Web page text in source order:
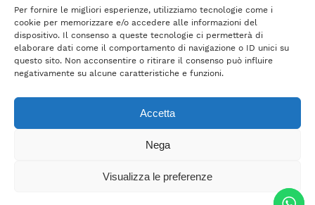
Per fornire le migliori esperienze, utilizziamo tecnologie come i
cookie per memorizzare e/o accedere alle informazioni del
dispositivo. Il consenso a queste tecnologie ci permetterà di
elaborare dati come il comportamento di navigazione o ID unici su
questo sito. Non acconsentire o ritirare il consenso può influire
negativamente su alcune caratteristiche e funzioni.
Accetta
Nega
Visualizza le preferenze
Cookie Low
F.A.Q.
Tutti i diritti sono riservati © 2021-2022 –
BelliFreschisrl– P.IVA 02618710400 –